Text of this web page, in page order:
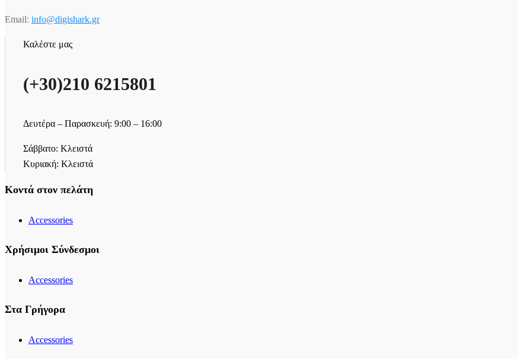
Email: info@digishark.gr
Καλέστε μας
(+30)210 6215801
Δευτέρα – Παρασκευή: 9:00 – 16:00
Σάββατο: Κλειστά
Κυριακή: Κλειστά
Κοντά στον πελάτη
Accessories
Χρήσιμοι Σύνδεσμοι
Accessories
Στα Γρήγορα
Accessories